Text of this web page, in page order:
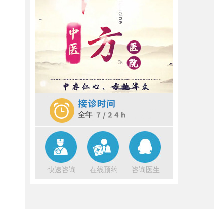
状的背后，隐藏着 肾虚怎么调理 ，
中秋佳节，本是家人团聚、共享天伦
之乐的美好时光，但对于许多老年人
而言，失眠却如影随形，成为节日里
的一抹阴霾。老年失眠，往往与体内
维生素的失衡密切相关，尤其是维生
[详细]
快速咨询 在线预约 咨询医生